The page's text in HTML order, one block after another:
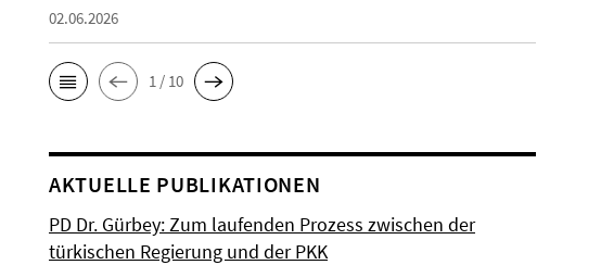
02.06.2026
1 / 10
AKTUELLE PUBLIKATIONEN
PD Dr. Gürbey: Zum laufenden Prozess zwischen der
türkischen Regierung und der PKK